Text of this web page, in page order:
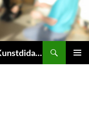
Zwischen Theorie und Praxis – Kunstdidaktik an der TU Dresden